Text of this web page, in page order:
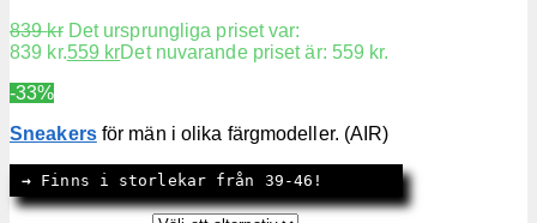
839kr Det ursprungliga priset var:
839 kr.559 krDet nuvarande priset är: 559 kr.
-33%
Sneakersför män i olika färgmodeller. (AIR)
→ Finns i storlekar från 39-46!